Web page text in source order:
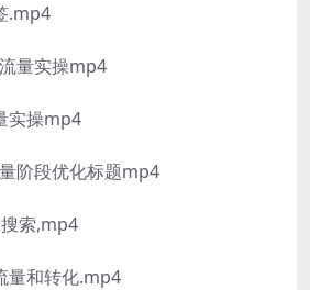
.mp4
量实操mp4
实操mp4
阶段优化标题mp4
索,mp4
量和转化.mp4